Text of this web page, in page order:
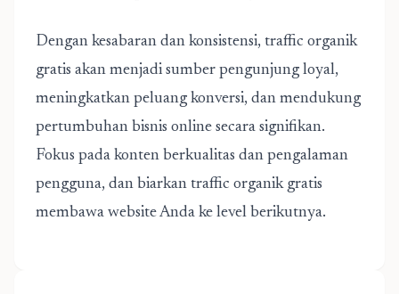
Dengan kesabaran dan konsistensi, traffic organik
gratis akan menjadi sumber pengunjung loyal,
meningkatkan peluang konversi, dan mendukung
pertumbuhan bisnis online secara signifikan.
Fokus pada konten berkualitas dan pengalaman
pengguna, dan biarkan traffic organik gratis
membawa website Anda ke level berikutnya.